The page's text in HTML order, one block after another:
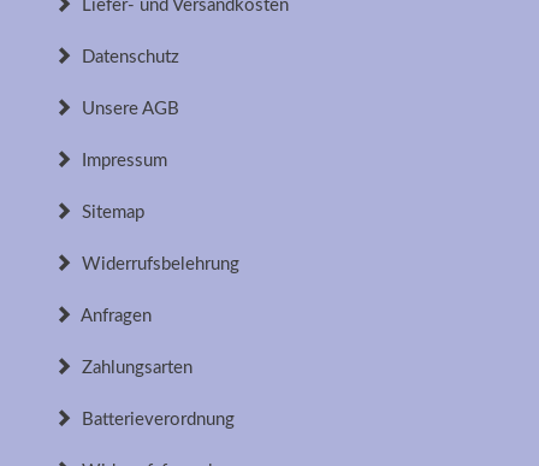
Liefer- und Versandkosten
Datenschutz
Unsere AGB
Impressum
Sitemap
Widerrufsbelehrung
Anfragen
Zahlungsarten
Batterieverordnung